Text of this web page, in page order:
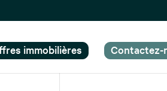
immobilières Contactez-